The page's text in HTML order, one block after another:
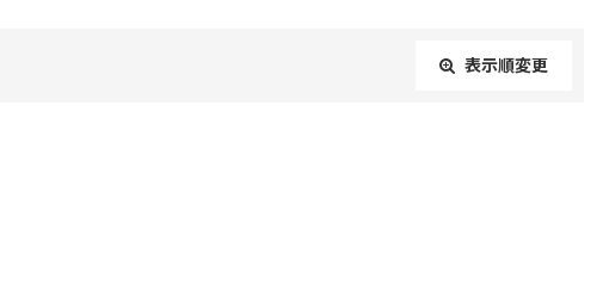
表示順変更